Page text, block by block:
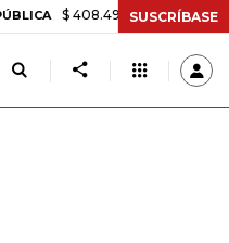
$ 408.498,97 +$ 8.753,81
SUSCRÍBASE